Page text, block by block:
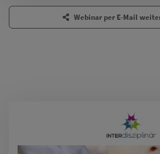
Webinar per E-Mail